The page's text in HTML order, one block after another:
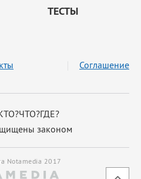
ТЕСТЫ
законом
Соглашение
Notamedia 2017